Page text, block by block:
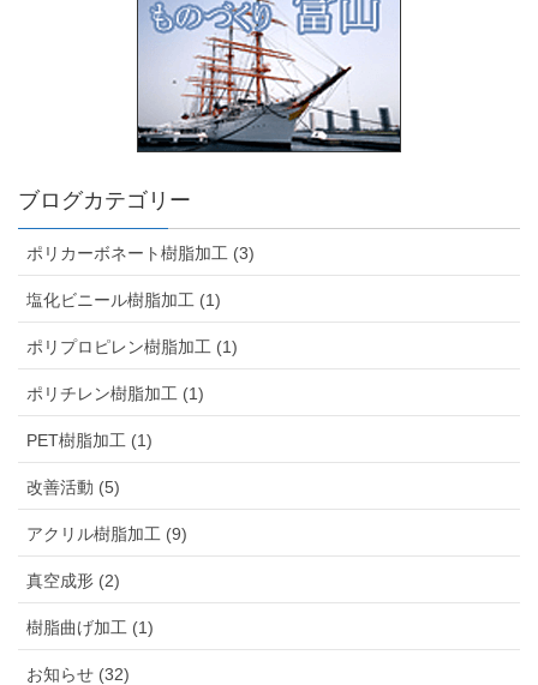
ブログカテゴリー
ポリカーボネート樹脂加工 (3)
塩化ビニール樹脂加工 (1)
ポリプロピレン樹脂加工 (1)
ポリチレン樹脂加工 (1)
PET樹脂加工 (1)
改善活動 (5)
アクリル樹脂加工 (9)
真空成形 (2)
樹脂曲げ加工 (1)
お知らせ (32)